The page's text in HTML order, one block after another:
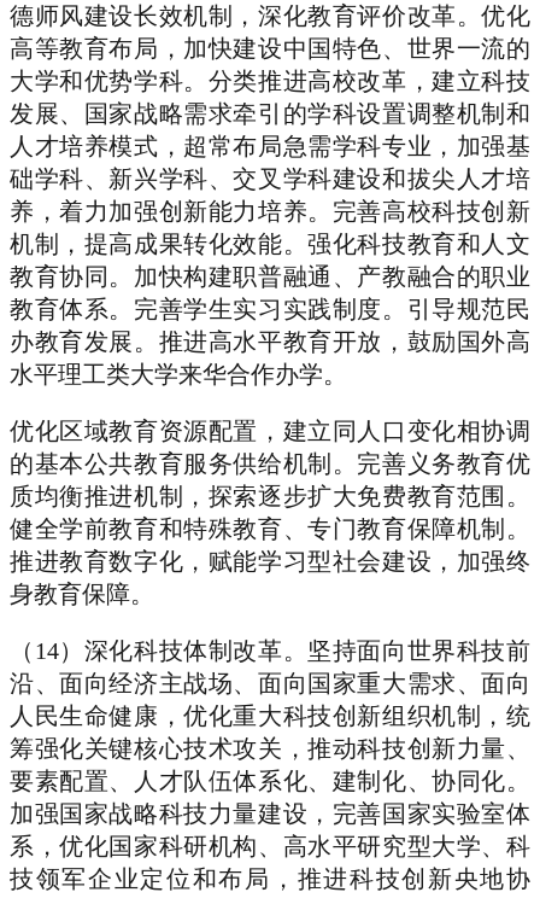
德师风建设长效机制，深化教育评价改革。优化
高等教育布局，加快建设中国特色、世界一流的
大学和优势学科。分类推进高校改革，建立科技
发展、国家战略需求牵引的学科设置调整机制和
人才培养模式，超常布局急需学科专业，加强基
础学科、新兴学科、交叉学科建设和拔尖人才培
养，着力加强创新能力培养。完善高校科技创新
机制，提高成果转化效能。强化科技教育和人文
教育协同。加快构建职普融通、产教融合的职业
教育体系。完善学生实习实践制度。引导规范民
办教育发展。推进高水平教育开放，鼓励国外高
水平理工类大学来华合作办学。
优化区域教育资源配置，建立同人口变化相协调
的基本公共教育服务供给机制。完善义务教育优
质均衡推进机制，探索逐步扩大免费教育范围。
健全学前教育和特殊教育、专门教育保障机制。
推进教育数字化，赋能学习型社会建设，加强终
身教育保障。
（14）深化科技体制改革。坚持面向世界科技前
沿、面向经济主战场、面向国家重大需求、面向
人民生命健康，优化重大科技创新组织机制，统
筹强化关键核心技术攻关，推动科技创新力量、
要素配置、人才队伍体系化、建制化、协同化。
加强国家战略科技力量建设，完善国家实验室体
系，优化国家科研机构、高水平研究型大学、科
技领军企业定位和布局，推进科技创新央地协